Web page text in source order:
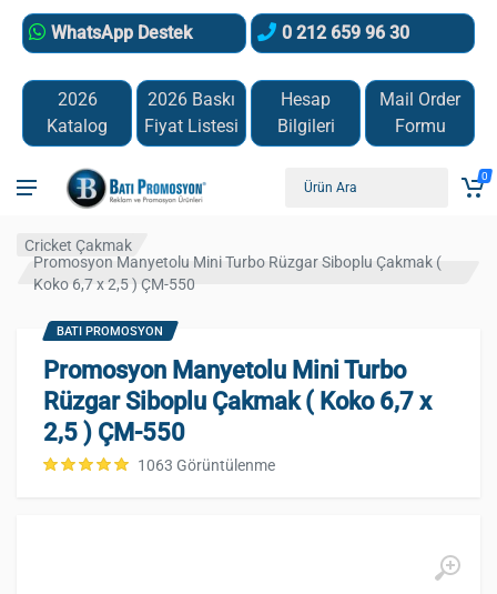
WhatsApp Destek 0 212 659 96 30
2026
Katalog
2026 Baskı
Fiyat Listesi
Hesap
Bilgileri
Mail Order
Formu
0
Cricket Çakmak
Promosyon Manyetolu Mini Turbo Rüzgar Siboplu Çakmak (
Koko 6,7 x 2,5 ) ÇM-550
Promosyon Manyetolu Mini Turbo
Rüzgar Siboplu Çakmak ( Koko 6,7 x
2,5 ) ÇM-550
1063 Görüntülenme
BATI PROMOSYON